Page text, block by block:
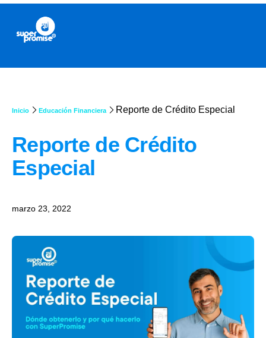
Inicio Educación Financiera Reporte de Crédito Especial
Reporte de Crédito
Especial
marzo 23, 2022